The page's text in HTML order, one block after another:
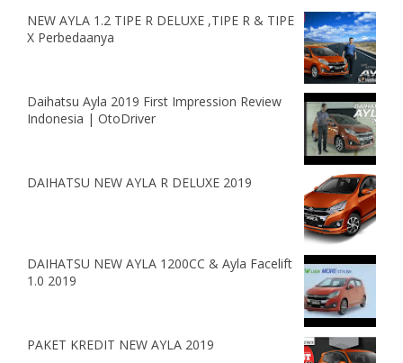
NEW AYLA 1.2 TIPE R DELUXE ,TIPE R & TIPE
X Perbedaanya
Daihatsu Ayla 2019 First Impression Review
Indonesia | OtoDriver
DAIHATSU NEW AYLA R DELUXE 2019
DAIHATSU NEW AYLA 1200CC & Ayla Facelift
1.0 2019
PAKET KREDIT NEW AYLA 2019